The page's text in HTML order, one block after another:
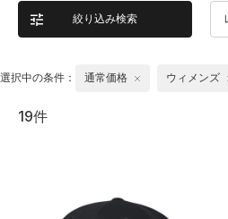
絞り込み検索
選択中の条件： 通常価格 ウィメンズ
19件